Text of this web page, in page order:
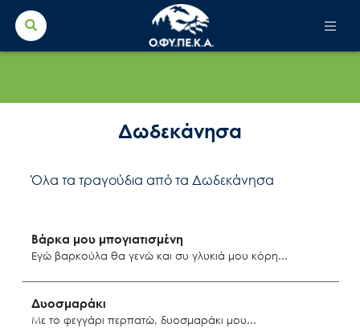
Search
for:
Δωδεκάνησα
Όλα τα τραγούδια από τα Δωδεκάνησα
Βάρκα μου μπογιατισμένη
Εγώ βαρκούλα θα γενώ και συ γλυκιά μου κόρη
Πάτμος
Δυοσμαράκι
Με το φεγγάρι περπατώ, δυοσμαράκι μου